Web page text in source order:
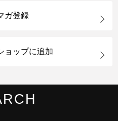
ガ登録
ョップに追加